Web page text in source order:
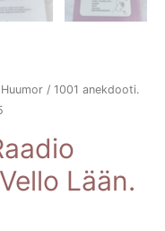
Huumor / 1001 anekdooti.
Lään.